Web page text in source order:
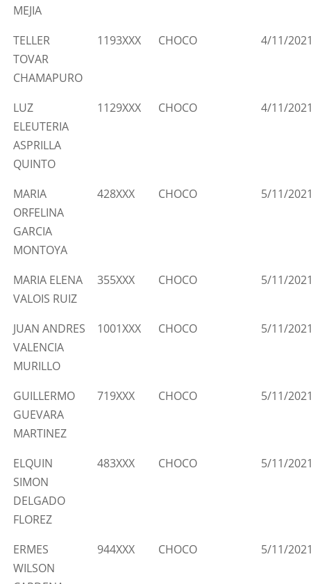
MEJIA
TELLER
TOVAR
CHAMAPURO
1193XXX CHOCO 4/11/
LUZ
ELEUTERIA
ASPRILLA
QUINTO
1129XXX CHOCO 4/11/
MARIA
ORFELINA
GARCIA
MONTOYA
428XXX CHOCO 5/11/
MARIA ELENA
VALOIS RUIZ
355XXX CHOCO 5/11/
JUAN ANDRES
VALENCIA
MURILLO
1001XXX CHOCO 5/11/
GUILLERMO
GUEVARA
MARTINEZ
719XXX CHOCO 5/11/
ELQUIN
SIMON
DELGADO
FLOREZ
483XXX CHOCO 5/11/
ERMES
WILSON
944XXX CHOCO 5/11/